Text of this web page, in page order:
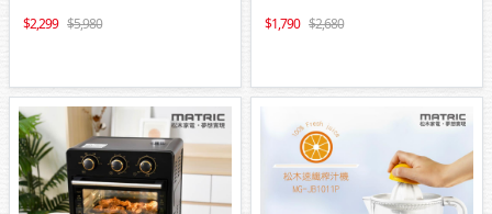
2,299 5,980 1,790 2,680